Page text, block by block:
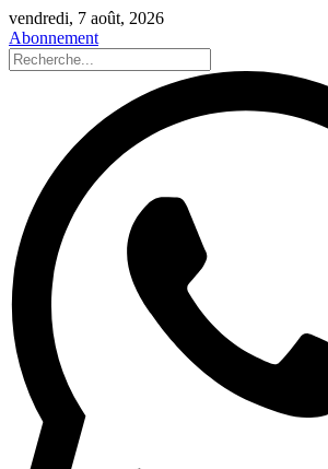
vendredi, 7 août, 2026
Abonnement